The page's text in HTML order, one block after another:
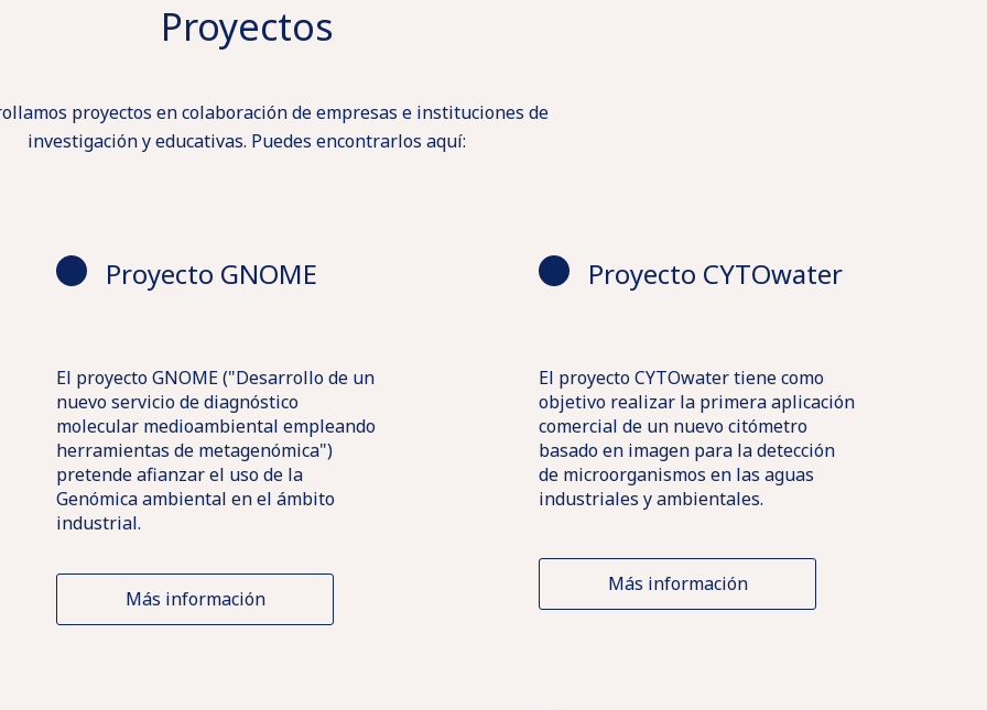
Proyectos
proyectos en colaboración de empresas e instituciones de
investigación y educativas. Puedes encontrarlos aquí:
Proyecto GNOME
El proyecto GNOME ("Desarrollo de un
nuevo servicio de diagnóstico
molecular medioambiental empleando
herramientas de metagenómica")
pretende afianzar el uso de la
Genómica ambiental en el ámbito
industrial.
Más información
Proyecto CYTOwater
El proyecto CYTOwater tiene como
objetivo realizar la primera aplicación
comercial de un nuevo citómetro
basado en imagen para la detección
de microorganismos en las aguas
industriales y ambientales.
Más información